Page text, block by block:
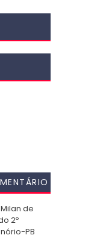
de
2º
PB